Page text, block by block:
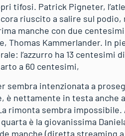
tifosi. Patrick Pigneter,
riuscito a salire sul
manche con due
Thomas Kammerlander. In
l’azzurro ha 13 centesimi
a 60 centesimi,
sembra intenzionata a
nettamente in testa anche
rimonta sembra impossibile.
è la giovanissima
manche (diretta streaming